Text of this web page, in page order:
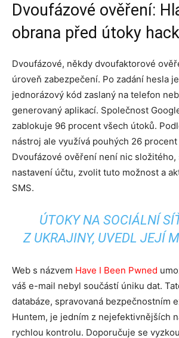
Dvoufázové ověření:
obrana před útoky
Dvoufázové, někdy dvoufaktorové
úroveň zabezpečení. Po zadání hesla
jednorázový kód zaslaný na telefon
generovaný aplikací. Společnost
zablokuje 96 procent všech útoků.
nástroj ale využívá pouhých 26
Dvoufázové ověření není nic
nastavení účtu, zvolit tuto možnost a
SMS.
ÚTOKY NA SOCIÁLNÍ
Z UKRAJINY, UVEDL JEJÍ
Web s názvem Have I Been Pwned
váš e-mail nebyl součástí úniku dat.
databáze, spravovaná bezpečnostním
Huntem, je jedním z nejefektivnějších
rychlou kontrolu. Doporučuje se